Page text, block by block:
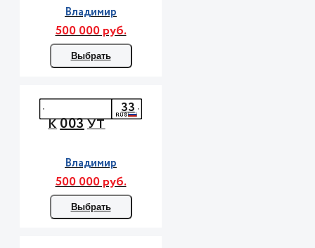
Владимир
500 000 руб.
Выбрать
К003УТ
33
Владимир
500 000 руб.
Выбрать